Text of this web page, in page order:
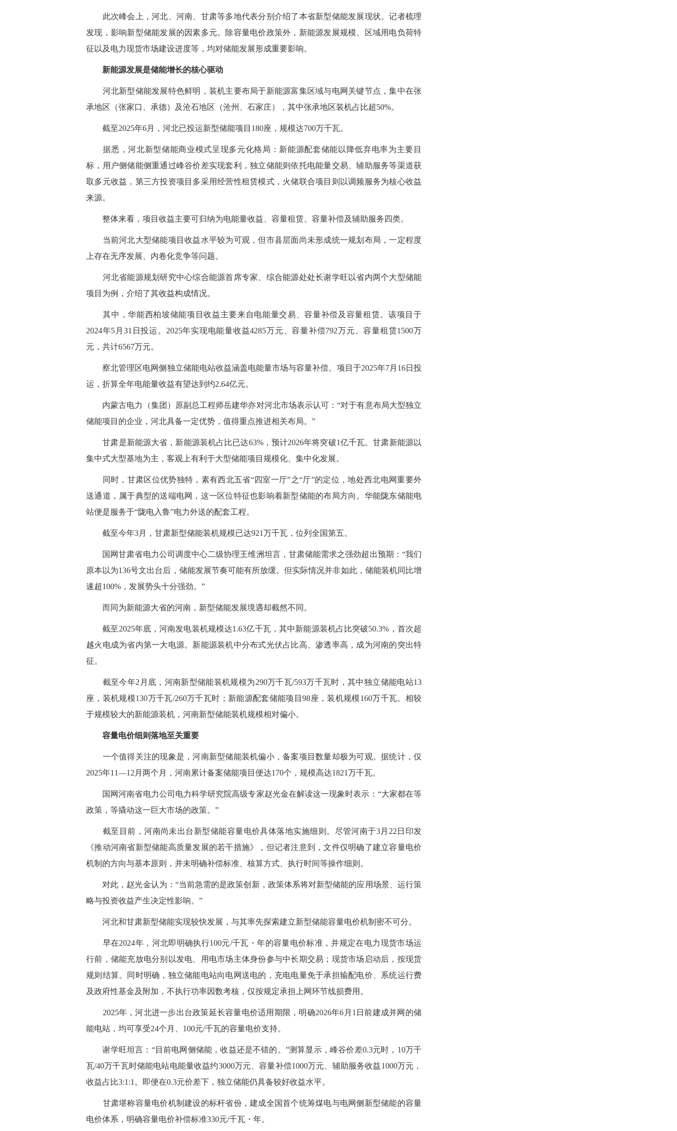
此次峰会上，河北、河南、甘肃等多地代表分别介绍了本省新型储能发展现状。记者梳理
发现，影响新型储能发展的因素多元。除容量电价政策外，新能源发展规模、区域用电负荷特
征以及电力现货市场建设进度等，均对储能发展形成重要影响。
新能源发展是储能增长的核心驱动
河北新型储能发展特色鲜明，装机主要布局于新能源富集区域与电网关键节点，集中在张
承地区（张家口、承德）及沧石地区（沧州、石家庄），其中张承地区装机占比超50%。
截至2025年6月，河北已投运新型储能项目180座，规模达700万千瓦。
据悉，河北新型储能商业模式呈现多元化格局：新能源配套储能以降低弃电率为主要目
标，用户侧储能侧重通过峰谷价差实现套利，独立储能则依托电能量交易、辅助服务等渠道获
取多元收益，第三方投资项目多采用经营性租赁模式，火储联合项目则以调频服务为核心收益
来源。
整体来看，项目收益主要可归纳为电能量收益、容量租赁、容量补偿及辅助服务四类。
当前河北大型储能项目收益水平较为可观，但市县层面尚未形成统一规划布局，一定程度
上存在无序发展、内卷化竞争等问题。
河北省能源规划研究中心综合能源首席专家、综合能源处处长谢学旺以省内两个大型储能
项目为例，介绍了其收益构成情况。
其中，华能西柏坡储能项目收益主要来自电能量交易、容量补偿及容量租赁。该项目于
2024年5月31日投运。2025年实现电能量收益4285万元、容量补偿792万元、容量租赁1500万
元，共计6567万元。
察北管理区电网侧独立储能电站收益涵盖电能量市场与容量补偿。项目于2025年7月16日投
运，折算全年电能量收益有望达到约2.64亿元。
内蒙古电力（集团）原副总工程师岳建华亦对河北市场表示认可：“对于有意布局大型独立
储能项目的企业，河北具备一定优势，值得重点推进相关布局。”
甘肃是新能源大省，新能源装机占比已达63%，预计2026年将突破1亿千瓦。甘肃新能源以
集中式大型基地为主，客观上有利于大型储能项目规模化、集中化发展。
同时，甘肃区位优势独特，素有西北五省“四室一厅”之“厅”的定位，地处西北电网重要外
送通道，属于典型的送端电网，这一区位特征也影响着新型储能的布局方向。华能陇东储能电
站便是服务于“陇电入鲁”电力外送的配套工程。
截至今年3月，甘肃新型储能装机规模已达921万千瓦，位列全国第五。
国网甘肃省电力公司调度中心二级协理王维洲坦言，甘肃储能需求之强劲超出预期：“我们
原本以为136号文出台后，储能发展节奏可能有所放缓。但实际情况并非如此，储能装机同比增
速超100%，发展势头十分强劲。”
而同为新能源大省的河南，新型储能发展境遇却截然不同。
截至2025年底，河南发电装机规模达1.63亿千瓦，其中新能源装机占比突破50.3%，首次超
越火电成为省内第一大电源。新能源装机中分布式光伏占比高、渗透率高，成为河南的突出特
征。
截至今年2月底，河南新型储能装机规模为290万千瓦/593万千瓦时，其中独立储能电站13
座，装机规模130万千瓦/260万千瓦时；新能源配套储能项目98座，装机规模160万千瓦。相较
于规模较大的新能源装机，河南新型储能装机规模相对偏小。
容量电价细则落地至关重要
一个值得关注的现象是，河南新型储能装机偏小，备案项目数量却极为可观。据统计，仅
2025年11—12月两个月，河南累计备案储能项目便达170个，规模高达1821万千瓦。
国网河南省电力公司电力科学研究院高级专家赵光金在解读这一现象时表示：“大家都在等
政策，等撬动这一巨大市场的政策。”
截至目前，河南尚未出台新型储能容量电价具体落地实施细则。尽管河南于3月22日印发
《推动河南省新型储能高质量发展的若干措施》，但记者注意到，文件仅明确了建立容量电价
机制的方向与基本原则，并未明确补偿标准、核算方式、执行时间等操作细则。
对此，赵光金认为：“当前急需的是政策创新，政策体系将对新型储能的应用场景、运行策
略与投资收益产生决定性影响。”
河北和甘肃新型储能实现较快发展，与其率先探索建立新型储能容量电价机制密不可分。
早在2024年，河北即明确执行100元/千瓦・年的容量电价标准，并规定在电力现货市场运
行前，储能充放电分别以发电、用电市场主体身份参与中长期交易；现货市场启动后，按现货
规则结算。同时明确，独立储能电站向电网送电的，充电电量免于承担输配电价、系统运行费
及政府性基金及附加，不执行功率因数考核，仅按规定承担上网环节线损费用。
2025年，河北进一步出台政策延长容量电价适用期限，明确2026年6月1日前建成并网的储
能电站，均可享受24个月、100元/千瓦的容量电价支持。
谢学旺坦言：“目前电网侧储能，收益还是不错的。”测算显示，峰谷价差0.3元时，10万千
瓦/40万千瓦时储能电站电能量收益约3000万元、容量补偿1000万元、辅助服务收益1000万元，
收益占比3:1:1。即便在0.3元价差下，独立储能仍具备较好收益水平。
甘肃堪称容量电价机制建设的标杆省份，建成全国首个统筹煤电与电网侧新型储能的容量
电价体系，明确容量电价补偿标准330元/千瓦・年。